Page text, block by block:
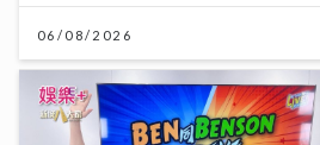
06/08/2026
19/07/2026